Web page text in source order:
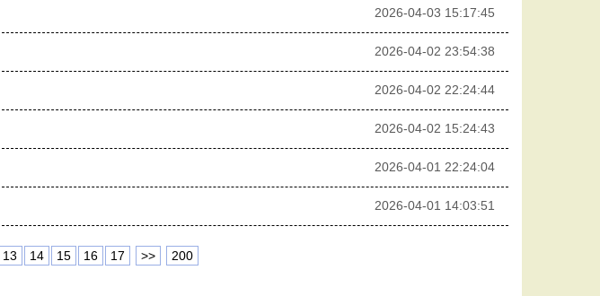
2026-04-03 15:17:45
2026-04-02 23:54:38
2026-04-02 22:24:44
2026-04-02 15:24:43
2026-04-01 22:24:04
2026-04-01 14:03:51
13 14 15 16 17 >> 200